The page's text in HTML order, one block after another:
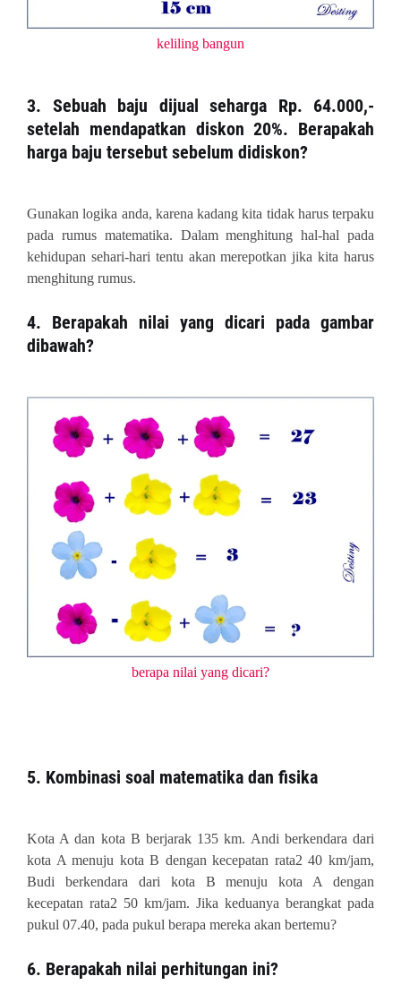
keliling bangun
3. Sebuah baju dijual seharga Rp. 64.000,-
setelah mendapatkan diskon 20%. Berapakah
harga baju tersebut sebelum didiskon?
Gunakan logika anda, karena kadang kita tidak harus terpaku
pada rumus matematika. Dalam menghitung hal-hal pada
kehidupan sehari-hari tentu akan merepotkan jika kita harus
menghitung rumus.
4. Berapakah nilai yang dicari pada gambar
dibawah?
berapa nilai yang dicari?
5. Kombinasi soal matematika dan fisika
Kota A dan kota B berjarak 135 km. Andi berkendara dari
kota A menuju kota B dengan kecepatan rata2 40 km/jam,
Budi berkendara dari kota B menuju kota A dengan
kecepatan rata2 50 km/jam. Jika keduanya berangkat pada
pukul 07.40, pada pukul berapa mereka akan bertemu?
6. Berapakah nilai perhitungan ini?